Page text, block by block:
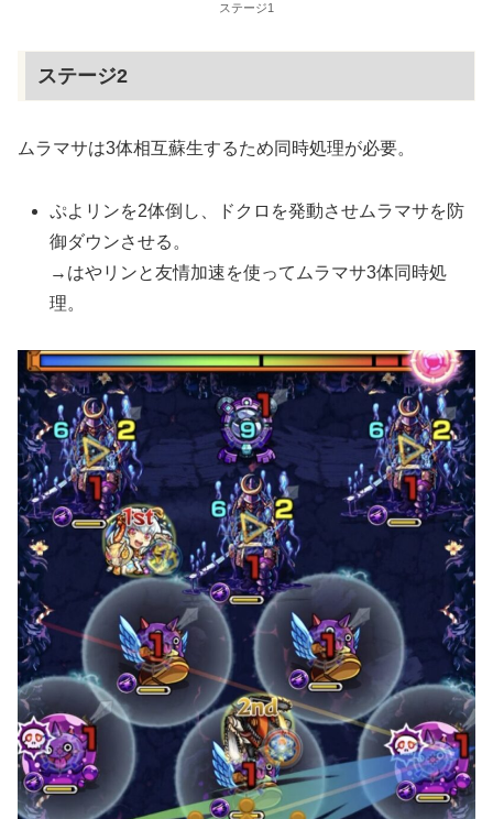
ステージ1
ステージ2
ムラマサは3体相互蘇生するため同時処理が必要。
ぷよリンを2体倒し、ドクロを発動させムラマサを防
御ダウンさせる。
→はやリンと友情加速を使ってムラマサ3体同時処
理。